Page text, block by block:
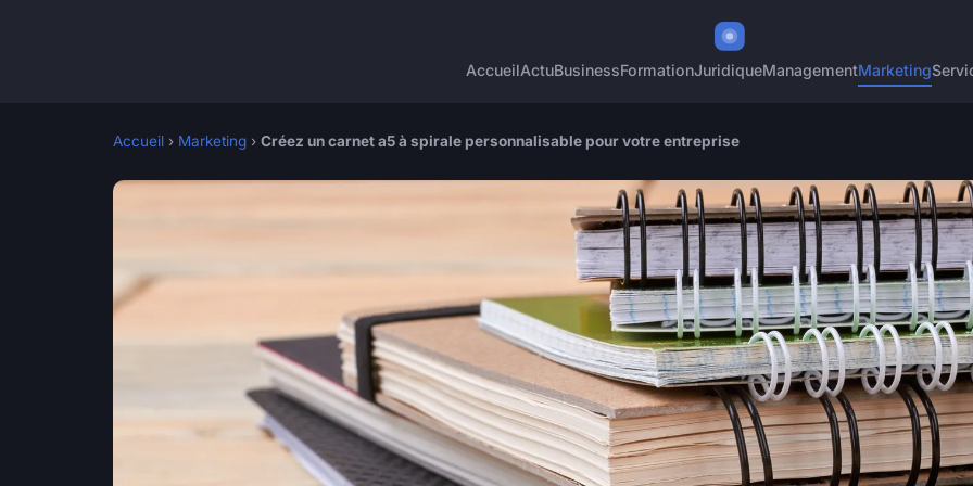
AccueilActuBusinessFormationJuridiqueManagementMarketing
Accueil › Marketing › Créez un carnet a5 à spirale personnalisable pour votre entreprise